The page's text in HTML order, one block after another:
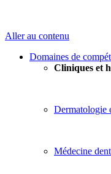
Aller au contenu
Domaines de
Cliniques et
Dermatologie
Médecine